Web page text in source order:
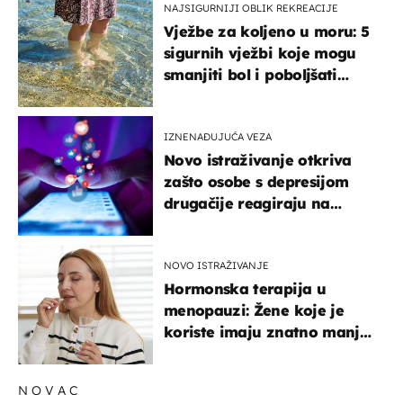
NAJSIGURNIJI OBLIK REKREACIJE
Vježbe za koljeno u moru: 5
sigurnih vježbi koje mogu
smanjiti bol i poboljšati
IZNENAĐUJUĆA VEZA
Novo istraživanje otkriva
zašto osobe s depresijom
drugačije reagiraju na
NOVO ISTRAŽIVANJE
Hormonska terapija u
menopauzi: Žene koje je
koriste imaju znatno manji
NOVAC